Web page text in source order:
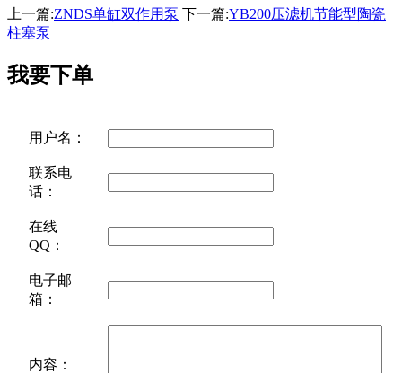
上一篇:ZNDS单缸双作用泵 下一篇:YB200压滤机节能型陶瓷
柱塞泵
我要下单
用户名：
联系电
话：
在线
QQ：
电子邮
箱：
内容：